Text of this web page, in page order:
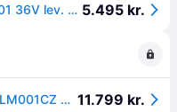
Makita akku plæneklipper *U LM001 36V lev. u/batteri og lader 5.495 kr.
Makita Plæneklipper Powerpack - LM001CZ ✓ På lager - klar til levering og afhentning 11.799 kr.